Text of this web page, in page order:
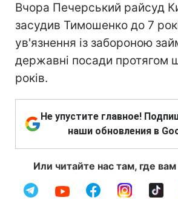
Вчора Печерський райсуд
засудив Тимошенко до 7
ув'язнення із забороною
державні посади протягом
років.
Не упустите главное!
наши обновления в
Или читайте нас там, где